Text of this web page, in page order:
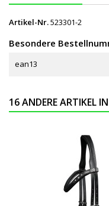
Artikel-Nr.523301-2
Besondere
ean13
16 ANDERE ARTIKEL